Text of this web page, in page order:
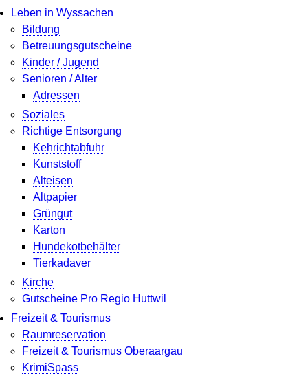
Leben in Wyssachen
Bildung
Betreuungsgutscheine
Kinder / Jugend
Senioren / Alter
Adressen
Soziales
Richtige Entsorgung
Kehrichtabfuhr
Kunststoff
Alteisen
Altpapier
Grüngut
Karton
Hundekotbehälter
Tierkadaver
Kirche
Gutscheine Pro Regio Huttwil
Freizeit & Tourismus
Raumreservation
Freizeit & Tourismus Oberaargau
KrimiSpass